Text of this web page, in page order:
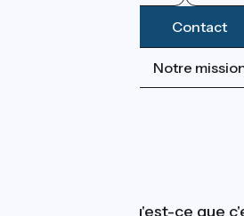
Contact
Notre
Accueil Vélo qu'est-ce que